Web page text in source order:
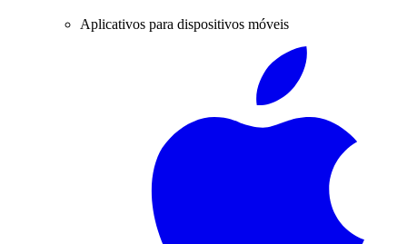
Aplicativos para dispositivos móveis